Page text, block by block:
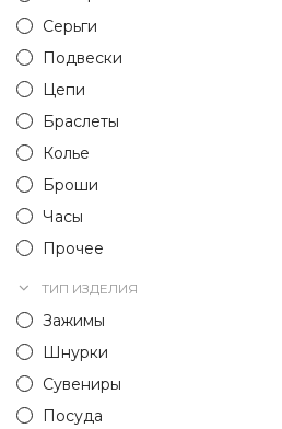
Серьги
Подвески
Цепи
Браслеты
Колье
Броши
Часы
Прочее
ТИП ИЗДЕЛИЯ
Зажимы
Шнурки
Сувениры
Посуда